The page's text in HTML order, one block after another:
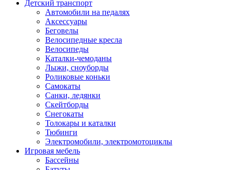
Детский транспорт
Автомобили на педалях
Аксессуары
Беговелы
Велосипедные кресла
Велосипеды
Каталки-чемоданы
Лыжи, сноуборды
Роликовые коньки
Самокаты
Санки, ледянки
Скейтборды
Снегокаты
Толокары и каталки
Тюбинги
Электромобили, электромотоциклы
Игровая мебель
Бассейны